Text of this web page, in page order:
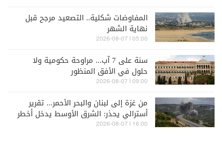
المفاوضات شكلية.. التصعيد مرجح قبل
نهاية الشهر
05:00 | 2026-08-07
سنة على 7 آب... مراوحة حكومية ولا
حلول في الأفق المنظور
09:00 | 2026-08-07
من غزة إلى لبنان والبحر الأحمر... تقرير
أسترالي يحذر: الشرق الأوسط يدخل أخطر
مراحله
16:00 | 2026-08-07